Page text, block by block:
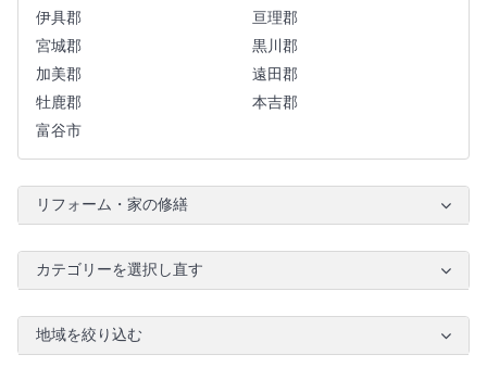
伊具郡
亘理郡
宮城郡
黒川郡
加美郡
遠田郡
牡鹿郡
本吉郡
富谷市
リフォーム・家の修繕
カテゴリーを選択し直す
地域を絞り込む